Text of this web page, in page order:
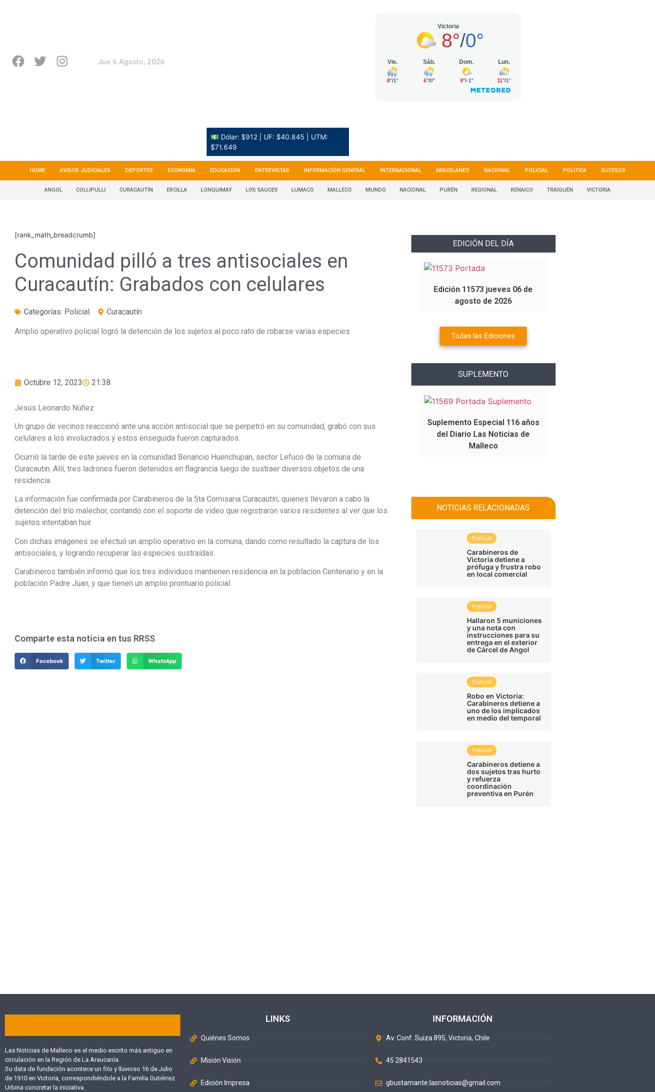
Jue 6 Agosto, 2026
💵 Dólar: $912 | UF: $40.845 | UTM:
$71.649
HOME AVISOS JUDICIALES DEPORTES ECONOMÍA EDUCACIÓN ENTREVISTAS INFORMACIÓN GENERAL INTERNACIONAL MISCELÁNEO NACIONAL POLICIAL POLÍTICA SUCESOS
ANGOL COLLIPULLI CURACAUTÍN ERCILLA LONQUIMAY LOS SAUCES LUMACO MALLECO MUNDO NACIONAL PURÉN REGIONAL RENAICO TRAIGUÉN VICTORIA
[rank_math_breadcrumb]
Comunidad pilló a tres antisociales en
Curacautín: Grabados con celulares
Categorías: Policial Curacautín
Amplio operativo policial logró la detención de los sujetos al poco rato de robarse varias especies
Octubre 12, 2023 21:38
Jesús Leonardo Núñez
Un grupo de vecinos reaccionó ante una acción antisocial que se perpetró en su comunidad, grabó con sus
celulares a los involucrados y estos enseguida fueron capturados.
Ocurrió la tarde de este jueves en la comunidad Benancio Huenchupan, sector Lefuco de la comuna de
Curacautin. Allí, tres ladrones fueron detenidos en flagrancia luego de sustraer diversos objetos de una
residencia.
La información fue confirmada por Carabineros de la 5ta Comisaria Curacautín, quienes llevaron a cabo la
detención del trío malechor, contando con el soporte de video que registraron varios residentes al ver que los
sujetos intentaban huir.
Con dichas imágenes se efectuó un amplio operativo en la comuna, dando como resultado la captura de los
antisociales, y logrando recuperar las especies sustraídas.
Carabineros también informó que los tres individuos mantienen residencia en la poblacion Centenario y en la
población Padre Juan, y que tienen un amplio prontuario policial.
Comparte esta noticia en tus RRSS
Facebook Twitter WhatsApp
EDICIÓN DEL DÍA
Edición 11573 jueves 06 de
agosto de 2026
Todas las Ediciones
SUPLEMENTO
Suplemento Especial 116 años
del Diario Las Noticias de
Malleco
NOTICIAS RELACIONADAS
Policial
Carabineros de
Victoria detiene a
prófuga y frustra robo
en local comercial
Policial
Hallaron 5 municiones
y una nota con
instrucciones para su
entrega en el exterior
de Cárcel de Angol
Policial
Robo en Victoria:
Carabineros detiene a
uno de los implicados
en medio del temporal
Policial
Carabineros detiene a
dos sujetos tras hurto
y refuerza
coordinación
preventiva en Purén
Las Noticias de Malleco es el medio escrito más antiguo en
circulación en la Región de La Araucanía.
Su data de fundación acontece un frío y lluvioso 16 de Julio
de 1910 en Victoria, correspondiéndole a la Familia Gutiérrez
Urbina concretar la iniciativa.
LINKS
Quiénes Somos
Misión Visión
Edición Impresa
INFORMACIÓN
Av. Conf. Suiza 895, Victoria, Chile
45 2841543
gbustamante.lasnoticias@gmail.com